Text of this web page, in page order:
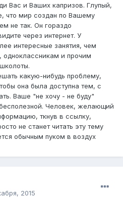
Вас и Ваших капризов. Глупый,
что мир создан по Вашему
не так. Он гораздо
через интернет. У
интересные занятия, чем
одноклассникам и прочим
какую-нибудь проблему,
она была доступна тем, с
Ваше "не хочу - не буду"
Человек, желающий
ткнув в ссылку,
не станет читать эту тему
обычным пуком в воздух
2015